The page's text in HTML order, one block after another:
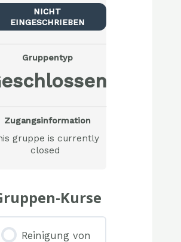
NICHT
EINGESCHRIEBEN
Gruppentyp
Zugangsinformation
gruppe is currently
closed
Kurse
Reinigung von